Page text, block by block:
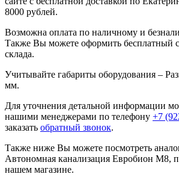
8000 рублей.
Возможна оплата по наличному и
Также Вы можете оформить бесплатный
склада.
Учитывайте габариты оборудования –
мм.
Для уточнения детальной информации
нашими менеджерами по телефону +7
заказать обратный звонок.
Также ниже Вы можете посмотреть
Автономная канализация Евробион М8,
нашем магазине.